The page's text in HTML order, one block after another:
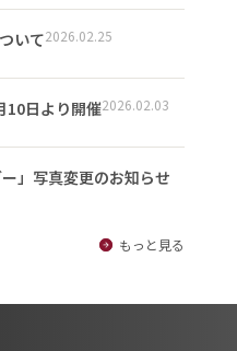
いて2026.02.25
10日より開催2026.02.03
」写真変更のお知らせ
もっと見る